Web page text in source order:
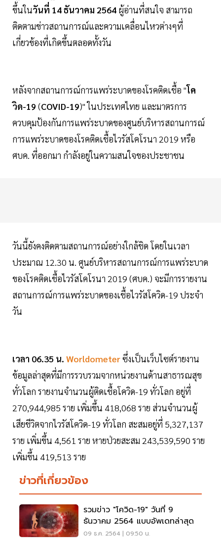
ขึ้นในวันที่ 14 ธันวาคม 2564 ผู้อ่านที่สนใจ สามารถ
ติดตามข่าวสถานการณ์และความเคลื่อนไหวต่างๆที่
เกี่ยวข้องที่เกิดขึ้นตลอดทั้งวัน
หลังจากสถานการณ์การแพร่ระบาดของโรคติดเชื้อ "โค
วิด-19 (COVID-19)" ในประเทศไทย และมาตรการ
ควบคุมป้องกันการแพร่ระบาดของศูนย์บริหารสถานการณ์
การแพร่ระบาดของโรคติดเชื้อไวรัสโคโรนา 2019 หรือ
ศบค. ที่ออกมา กำลังอยู่ในความสนใจของประชาชน
วันนี้ยังคงติดตามสถานการณ์อย่างใกล้ชิด โดยในเวลา
ประมาณ 12.30 น. ศูนย์บริหารสถานการณ์การแพร่ระบาด
ของโรคติดเชื้อไวรัสโคโรนา 2019 (ศบค.) จะมีการรายงาน
สถานการณ์การแพร่ระบาดของเชื้อไวรัสโควิด-19 ประจำ
วัน
เวลา 06.35 น. Worldometerซึ่งเป็นเว็บไซต์รายงาน
ข้อมูลล่าสุดที่มีการรวบรวมจากหน่วยงานด้านสาธารณสุข
ทั่วโลก รายงานจำนวนผู้ติดเชื้อโควิด-19 ทั่วโลก อยู่ที่
270,944,985 ราย เพิ่มขึ้น 418,068 ราย ส่วนจำนวนผู้
เสียชีวิตจากไวรัสโควิด-19 ทั่วโลก สะสมอยู่ที่ 5,327,137
ราย เพิ่มขึ้น 4,561 ราย หายป่วยสะสม 243,539,590 ราย
เพิ่มขึ้น 419,513 ราย
ข่าวที่เกี่ยวข้อง
รวมข่าว "โควิด-19" วันที่ 9
ธันวาคม 2564 แบบอัพเดทล่าสุด
09 ธ.ค. 2564 | 09:50 น.